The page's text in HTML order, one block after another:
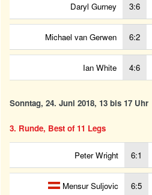
Daryl Gurney 3:6
Michael van Gerwen 6:2
Ian White 4:6
Sonntag, 24. Juni 2018, 13 bis 17 Uhr
3. Runde, Best of 11 Legs
Peter Wright 6:1
Mensur Suljovic 6:5